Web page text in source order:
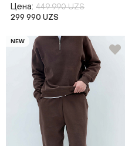
Цена: 449 990 UZS
299 990 UZS
NEW